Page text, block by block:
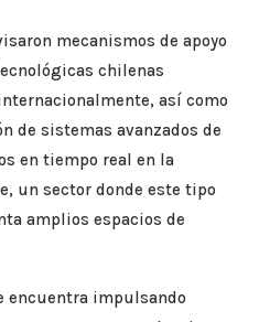
mecanismos de apoyo
chilenas
así como
de sistemas avanzados de
en tiempo real en la
un sector donde este tipo
amplios espacios de
encuentra impulsando